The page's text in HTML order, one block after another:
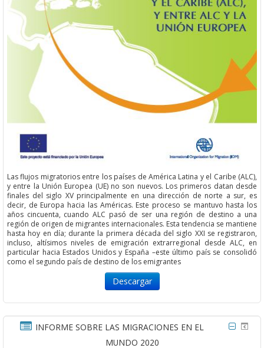
Las flujos migratorios entre los países de América Latina y el Caribe (ALC),
y entre la Unión Europea (UE) no son nuevos. Los primeros datan desde
finales del siglo XV principalmente en una dirección de norte a sur, es
decir, de Europa hacia las Américas. Este proceso se mantuvo hasta los
años cincuenta, cuando ALC pasó de ser una región de destino a una
región de origen de migrantes internacionales. Esta tendencia se mantiene
hasta hoy en día; durante la primera década del siglo XXI se registraron,
incluso, altísimos niveles de emigración extrarregional desde ALC, en
particular hacia Estados Unidos y España –este último país se consolidó
como el segundo país de destino de los emigrantes
Descargar
INFORME SOBRE LAS MIGRACIONES EN EL
MUNDO 2020